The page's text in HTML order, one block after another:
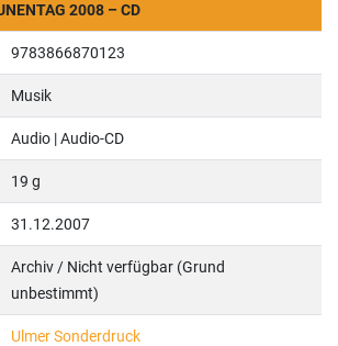
2008 – CD
9783866870123
Musik
Audio | Audio-CD
19 g
31.12.2007
Archiv / Nicht verfügbar (Grund
unbestimmt)
Ulmer Sonderdruck